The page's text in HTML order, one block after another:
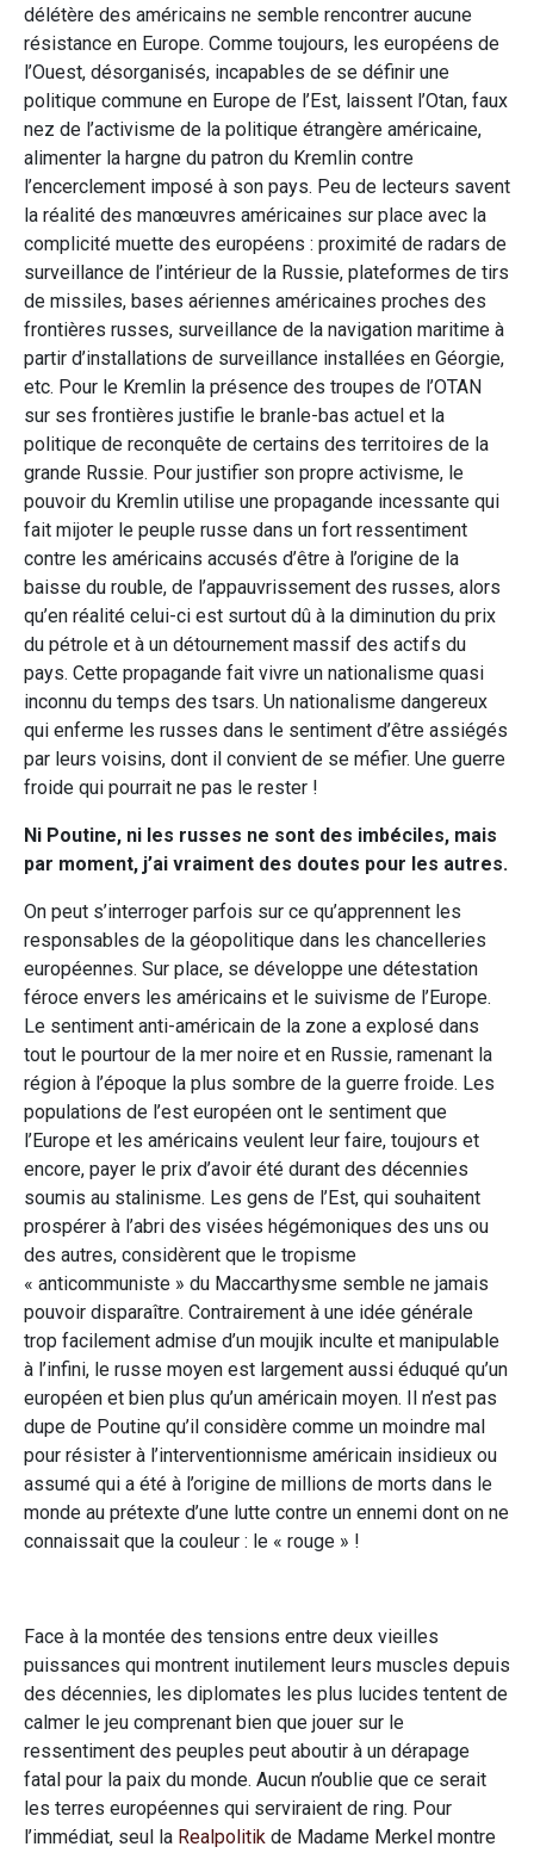
délétère des américains ne semble rencontrer aucune
résistance en Europe. Comme toujours, les européens de
l’Ouest, désorganisés, incapables de se définir une
politique commune en Europe de l’Est, laissent l’Otan, faux
nez de l’activisme de la politique étrangère américaine,
alimenter la hargne du patron du Kremlin contre
l’encerclement imposé à son pays. Peu de lecteurs savent
la réalité des manœuvres américaines sur place avec la
complicité muette des européens : proximité de radars de
surveillance de l’intérieur de la Russie, plateformes de tirs
de missiles, bases aériennes américaines proches des
frontières russes, surveillance de la navigation maritime à
partir d’installations de surveillance installées en Géorgie,
etc. Pour le Kremlin la présence des troupes de l’OTAN
sur ses frontières justifie le branle-bas actuel et la
politique de reconquête de certains des territoires de la
grande Russie. Pour justifier son propre activisme, le
pouvoir du Kremlin utilise une propagande incessante qui
fait mijoter le peuple russe dans un fort ressentiment
contre les américains accusés d’être à l’origine de la
baisse du rouble, de l’appauvrissement des russes, alors
qu’en réalité celui-ci est surtout dû à la diminution du prix
du pétrole et à un détournement massif des actifs du
pays. Cette propagande fait vivre un nationalisme quasi
inconnu du temps des tsars. Un nationalisme dangereux
qui enferme les russes dans le sentiment d’être assiégés
par leurs voisins, dont il convient de se méfier. Une guerre
froide qui pourrait ne pas le rester !
Ni Poutine, ni les russes ne sont des imbéciles, mais
par moment, j’ai vraiment des doutes pour les autres.
On peut s’interroger parfois sur ce qu’apprennent les
responsables de la géopolitique dans les chancelleries
européennes. Sur place, se développe une détestation
féroce envers les américains et le suivisme de l’Europe.
Le sentiment anti-américain de la zone a explosé dans
tout le pourtour de la mer noire et en Russie, ramenant la
région à l’époque la plus sombre de la guerre froide. Les
populations de l’est européen ont le sentiment que
l’Europe et les américains veulent leur faire, toujours et
encore, payer le prix d’avoir été durant des décennies
soumis au stalinisme. Les gens de l’Est, qui souhaitent
prospérer à l’abri des visées hégémoniques des uns ou
des autres, considèrent que le tropisme
« anticommuniste » du Maccarthysme semble ne jamais
pouvoir disparaître. Contrairement à une idée générale
trop facilement admise d’un moujik inculte et manipulable
à l’infini, le russe moyen est largement aussi éduqué qu’un
européen et bien plus qu’un américain moyen. Il n’est pas
dupe de Poutine qu’il considère comme un moindre mal
pour résister à l’interventionnisme américain insidieux ou
assumé qui a été à l’origine de millions de morts dans le
monde au prétexte d’une lutte contre un ennemi dont on ne
connaissait que la couleur : le « rouge » !
Face à la montée des tensions entre deux vieilles
puissances qui montrent inutilement leurs muscles depuis
des décennies, les diplomates les plus lucides tentent de
calmer le jeu comprenant bien que jouer sur le
ressentiment des peuples peut aboutir à un dérapage
fatal pour la paix du monde. Aucun n’oublie que ce serait
les terres européennes qui serviraient de ring. Pour
l’immédiat, seul la Realpolitik de Madame Merkel montre